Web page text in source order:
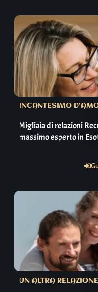
INCANTESIMO
Migliaia di relazioni
massimo esperto in
UN ALTRA